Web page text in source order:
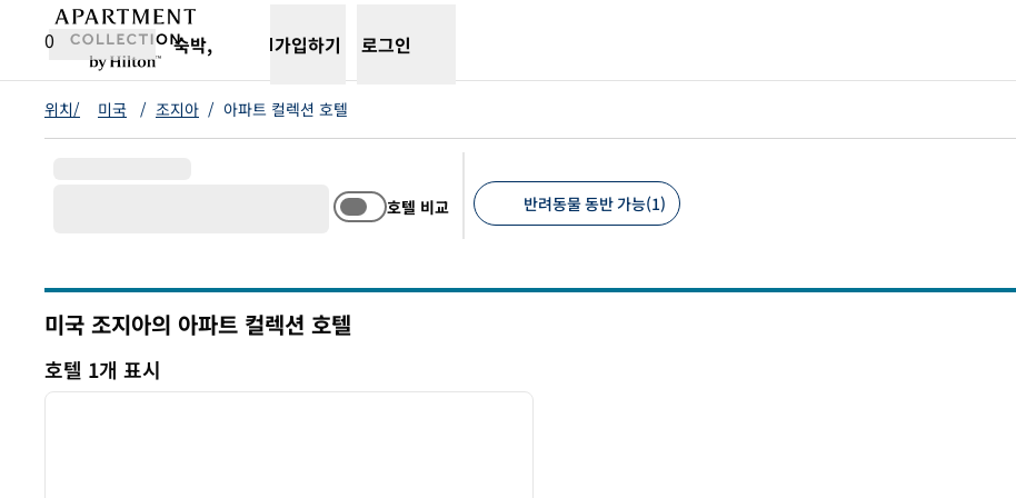
콘텐츠로 이동
0
숙박,
새 탭 열림
가입하기 로그인
위치/ 미국 / 조지아 / 아파트 컬렉션 호텔
호텔 비교 반려동물 동반 가능(1)
미국 조지아의 아파트 컬렉션 호텔
호텔 1개 표시
호텔 1개 표시
1/12
다음 이미지